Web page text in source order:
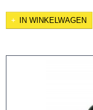
IN WINKELWAGEN